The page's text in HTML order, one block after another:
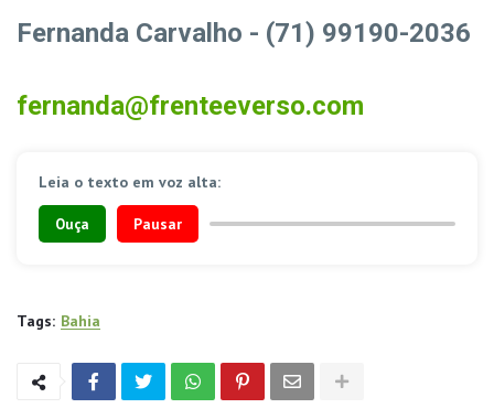
Fernanda Carvalho - (71) 99190-2036
fernanda@frenteeverso.com
Leia o texto em voz alta:
Ouça Pausar
Tags: Bahia